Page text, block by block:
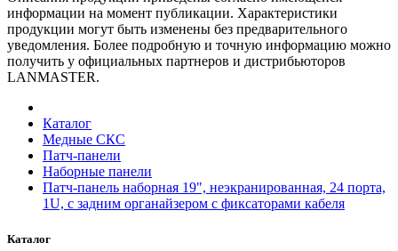
информации на момент публикации. Характеристики
продукции могут быть изменены без предварительного
уведомления. Более подробную и точную информацию можно
получить у официальных партнеров и дистрибьюторов
LANMASTER.
Каталог
Медные СКС
Патч-панели
Наборные панели
Патч-панель наборная 19", неэкранированная, 24 порта,
1U, с задним органайзером с фиксаторами кабеля
Каталог